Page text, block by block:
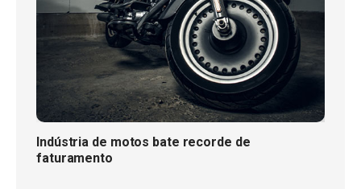
Indústria de motos bate recorde de
faturamento